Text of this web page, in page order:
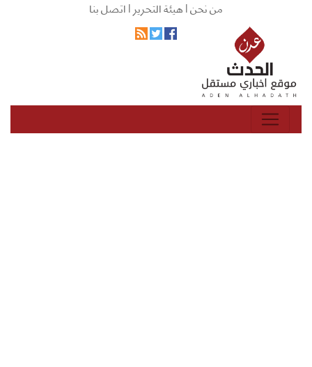
من نحن |هيئة التحرير |اتصل بنا